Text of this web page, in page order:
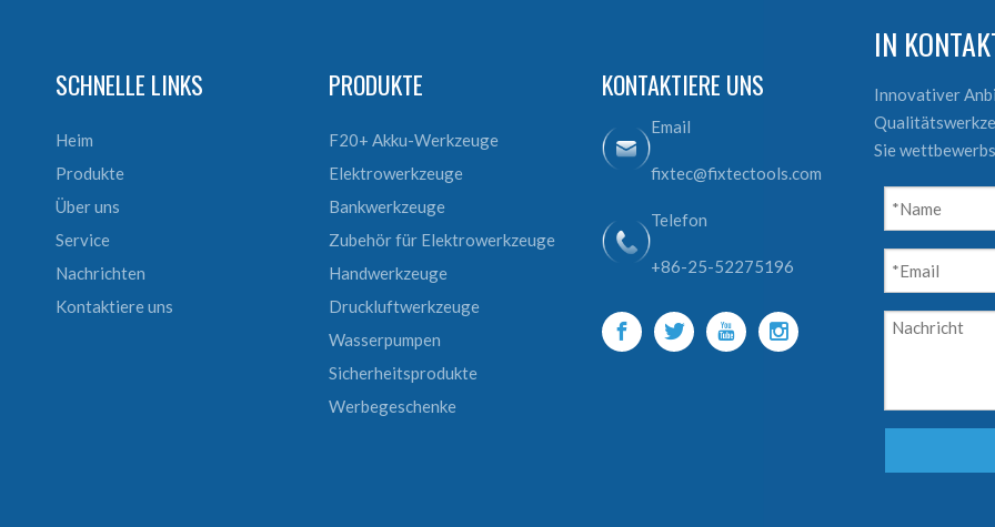
SCHNELLE LINKS
Heim
Produkte
Über uns
Service
Nachrichten
Kontaktiere uns
PRODUKTE
F20+ Akku-Werkzeuge
Elektrowerkzeuge
Bankwerkzeuge
Zubehör für Elektrowerkzeuge
Handwerkzeuge
Druckluftwerkzeuge
Wasserpumpen
Sicherheitsprodukte
Werbegeschenke
KONTAKTIERE UNS
Email
fixtec@fixtectools.com
Telefon
+86-25-52275196
IN
Innovativer
Sie